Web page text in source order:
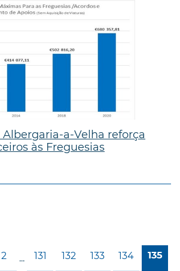
a-Velha reforça
às Freguesias
2 ... 131 132 133 134 135